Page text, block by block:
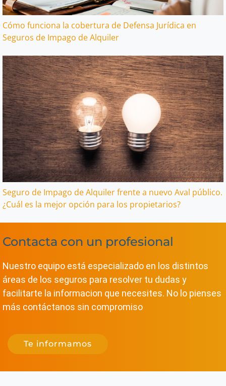
Cómo funciona la cobertura de Defensa Jurídica en
Seguros de Impago de Alquiler
Seguro de Impago de Alquiler frente a nuevo Aval público.
¿Cuál es la mejor opción para los propietarios?
Contacta con un profesional
Nuestro equipo está especializado en los distintos
áreas de los seguros para resolver tu dudas y
facilitarte la informacion que necesites. No lo pienses
más contáctanos sin compromiso
Te informamos